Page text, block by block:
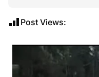
Post Views: